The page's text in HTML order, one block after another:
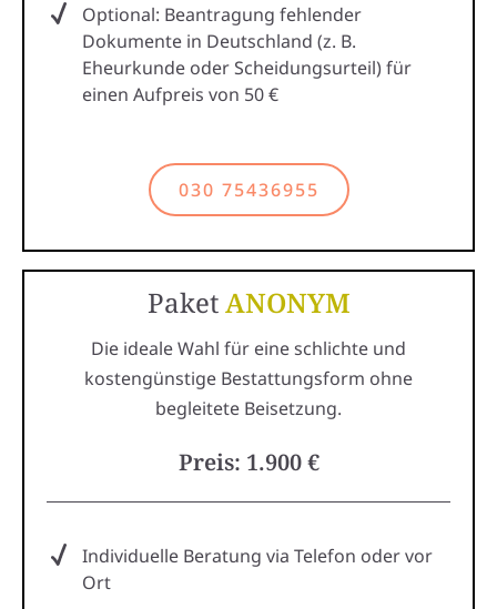
Optional: Beantragung fehlender
Dokumente in Deutschland (z. B.
Eheurkunde oder Scheidungsurteil) für
einen Aufpreis von 50 €
030 75436955
PaketANONYM
Die ideale Wahl für eine schlichte und
kostengünstige Bestattungsform ohne
begleitete Beisetzung.
Preis: 1.900 €
Individuelle Beratung via Telefon oder vor
Ort